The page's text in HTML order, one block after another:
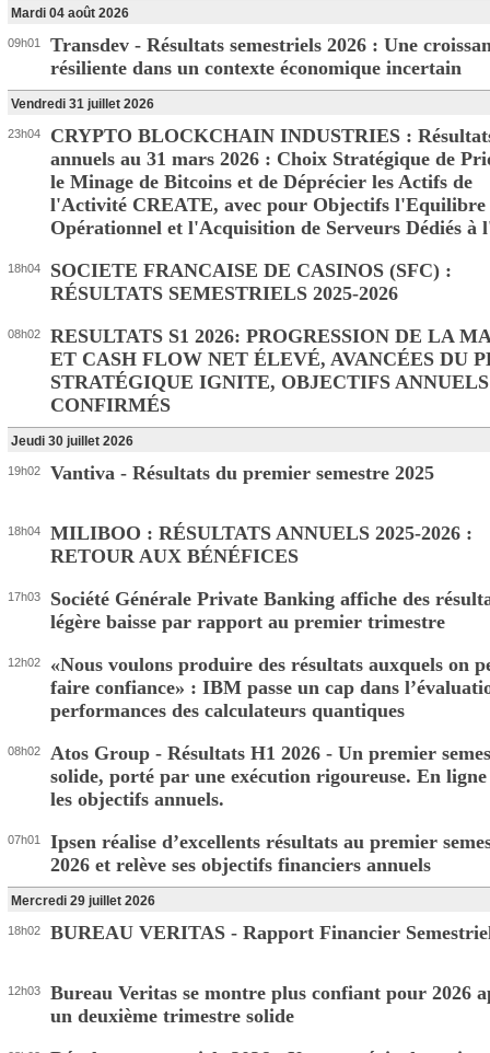
Mardi 04 août 2026
09h01
Transdev - Résultats semestriels 2026 : Une
résiliente dans un contexte économique incertain
Vendredi 31 juillet 2026
23h04
CRYPTO BLOCKCHAIN INDUSTRIES :
annuels au 31 mars 2026 : Choix Stratégique de
le Minage de Bitcoins et de Déprécier les Actifs de
l'Activité CREATE, avec pour Objectifs l'Equilibre
Opérationnel et l'Acquisition de Serveurs Dédiés à
18h04
SOCIETE FRANCAISE DE CASINOS (SFC) :
RÉSULTATS SEMESTRIELS 2025-2026
08h02
RESULTATS S1 2026: PROGRESSION DE LA
ET CASH FLOW NET ÉLEVÉ, AVANCÉES DU
STRATÉGIQUE IGNITE, OBJECTIFS ANNUELS
CONFIRMÉS
Jeudi 30 juillet 2026
19h02 Vantiva - Résultats du premier semestre 2025
18h04
MILIBOO : RÉSULTATS ANNUELS 2025-2026 :
RETOUR AUX BÉNÉFICES
17h03
Société Générale Private Banking affiche des
légère baisse par rapport au premier trimestre
12h02
«Nous voulons produire des résultats auxquels on
faire confiance» : IBM passe un cap dans
performances des calculateurs quantiques
08h02
Atos Group - Résultats H1 2026 - Un premier
solide, porté par une exécution rigoureuse. En ligne
les objectifs annuels.
07h01
Ipsen réalise d’excellents résultats au premier
2026 et relève ses objectifs financiers annuels
Mercredi 29 juillet 2026
18h02 BUREAU VERITAS - Rapport Financier
12h03
Bureau Veritas se montre plus confiant pour 2026
un deuxième trimestre solide